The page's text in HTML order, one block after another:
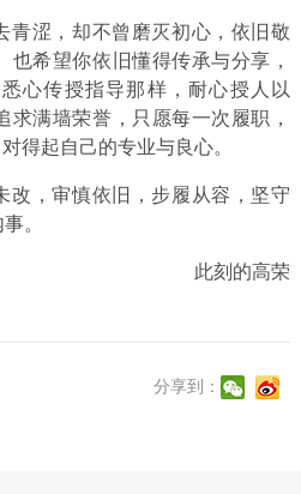
青涩，却不曾磨灭初心，依旧敬
希望你依旧懂得传承与分享，
心传授指导那样，耐心授人以
满墙荣誉，只愿每一次履职，
得起自己的专业与良心。
改，审慎依旧，步履从容，坚守
。
此刻的高荣
分享到：